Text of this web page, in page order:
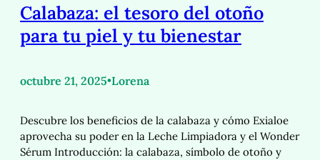
Calabaza: el tesoro del otoño
para tu piel y tu bienestar
octubre 21, 2025•Lorena
Descubre los beneficios de la calabaza y cómo Exialoe
aprovecha su poder en la Leche Limpiadora y el Wonder
Sérum Introducción: la calabaza, símbolo de otoño y